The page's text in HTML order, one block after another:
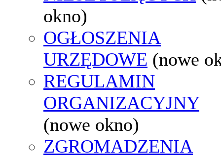
okno)
OGŁOSZENIA
URZĘDOWE (nowe
REGULAMIN
ORGANIZACYJNY
(nowe okno)
ZGROMADZENIA